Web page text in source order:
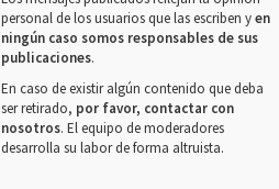
personal de los usuarios que las escriben yen
ningún caso somos responsables de sus
publicaciones.
En caso de existir algún contenido que deba
ser retirado, por favor, contactar con
nosotros. El equipo de moderadores
desarrolla su labor de forma altruista.